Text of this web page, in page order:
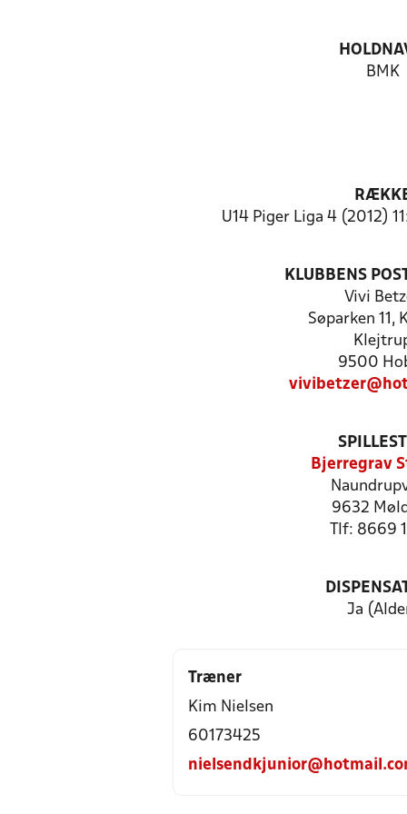
BMK
U14 Piger Liga 4 (2012)
KLUBBENS
Vivi
Søparken 11,
9500
Bjerregrav
9632
Tlf: 8669
Ja
Træner
Kim Nielsen
60173425